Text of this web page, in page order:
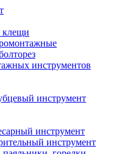
клещи
инструментов
инструмент
инструмент
инструмент